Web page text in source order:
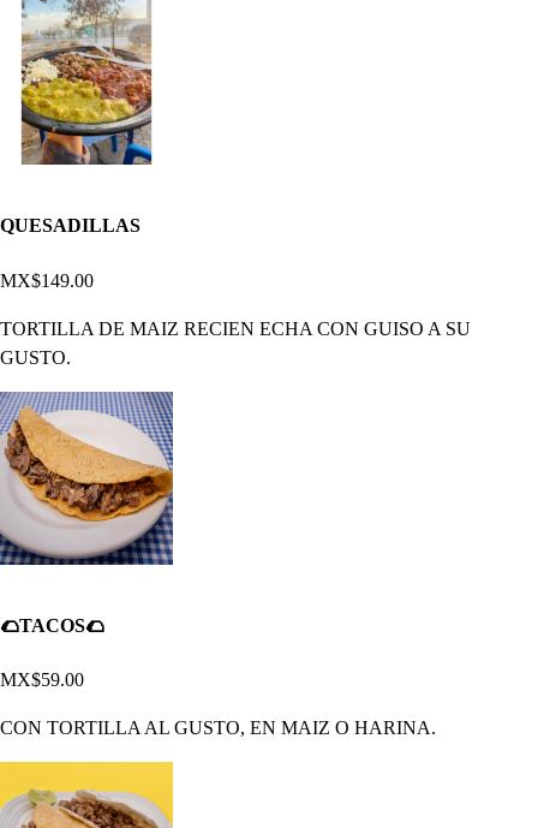
QUESADILLAS
MX$149.00
TORTILLA DE MAIZ RECIEN ECHA CON GUISO A SU
GUSTO.
🌮TACOS🌮
MX$59.00
CON TORTILLA AL GUSTO, EN MAIZ O HARINA.